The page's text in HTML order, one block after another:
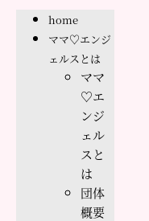
home
ママ♡エンジ
ェルスとは
ママ
♡エ
ンジ
ェル
スと
は
団体
概要